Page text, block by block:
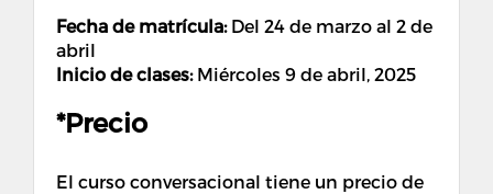
Fecha de matrícula:Del 24 de marzo al 2 de
abril
Inicio de clases: Miércoles 9 de abril, 2025
*Precio
El curso conversacional tiene un precio de